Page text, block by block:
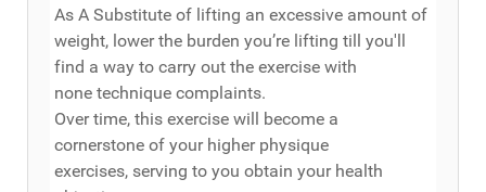
As A Substitute of lifting an excessive amount of
weight, lower the burden you’re lifting till you'll
find a way to carry out the exercise with
none technique complaints.
Over time, this exercise will become a
cornerstone of your higher physique
exercises, serving to you obtain your health